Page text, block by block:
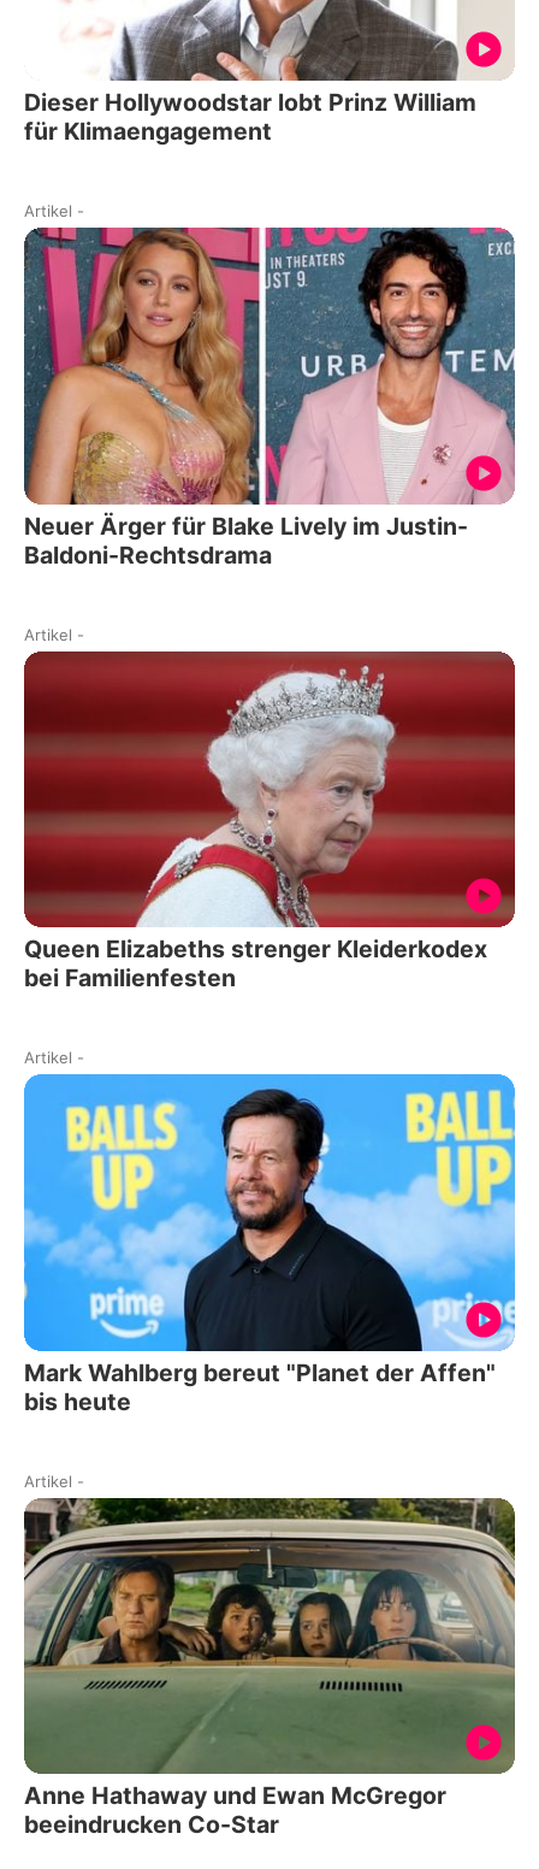
Dieser Hollywoodstar lobt Prinz William
für Klimaengagement
Artikel -
Neuer Ärger für Blake Lively im Justin-
Baldoni-Rechtsdrama
Artikel -
Queen Elizabeths strenger Kleiderkodex
bei Familienfesten
Artikel -
Mark Wahlberg bereut "Planet der Affen"
bis heute
Artikel -
Anne Hathaway und Ewan McGregor
beeindrucken Co-Star